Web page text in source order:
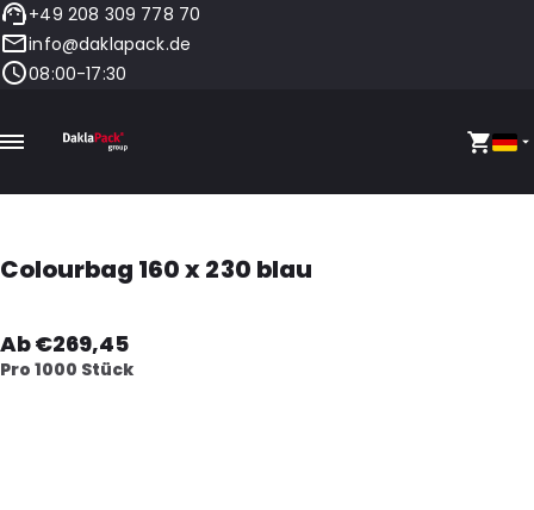
+49 208 309 778 70
info@daklapack.de
08:00-17:30
Colourbag 160 x 230 blau
Ab €269,45
Pro 1000 Stück